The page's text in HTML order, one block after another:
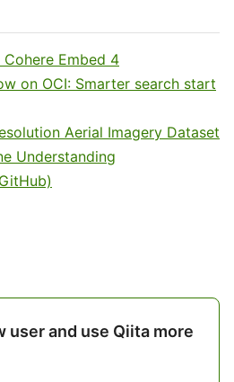
Embed 4
on OCI: Smarter search start
Aerial Imagery Dataset
Understanding
user and use Qiita more